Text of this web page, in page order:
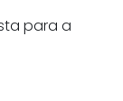
para a